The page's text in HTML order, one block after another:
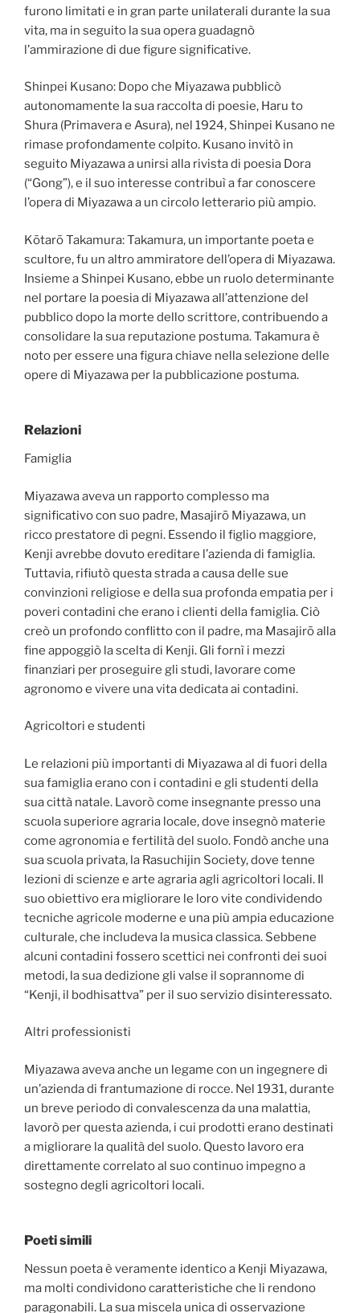
furono limitati e in gran parte unilaterali durante la sua
vita, ma in seguito la sua opera guadagnò
l’ammirazione di due figure significative.
Shinpei Kusano: Dopo che Miyazawa pubblicò
autonomamente la sua raccolta di poesie, Haru to
Shura (Primavera e Asura), nel 1924, Shinpei Kusano ne
rimase profondamente colpito. Kusano invitò in
seguito Miyazawa a unirsi alla rivista di poesia Dora
(“Gong”), e il suo interesse contribuì a far conoscere
l’opera di Miyazawa a un circolo letterario più ampio.
Kōtarō Takamura: Takamura, un importante poeta e
scultore, fu un altro ammiratore dell’opera di Miyazawa.
Insieme a Shinpei Kusano, ebbe un ruolo determinante
nel portare la poesia di Miyazawa all’attenzione del
pubblico dopo la morte dello scrittore, contribuendo a
consolidare la sua reputazione postuma. Takamura è
noto per essere una figura chiave nella selezione delle
opere di Miyazawa per la pubblicazione postuma.
Relazioni
Famiglia
Miyazawa aveva un rapporto complesso ma
significativo con suo padre, Masajirō Miyazawa, un
ricco prestatore di pegni. Essendo il figlio maggiore,
Kenji avrebbe dovuto ereditare l’azienda di famiglia.
Tuttavia, rifiutò questa strada a causa delle sue
convinzioni religiose e della sua profonda empatia per i
poveri contadini che erano i clienti della famiglia. Ciò
creò un profondo conflitto con il padre, ma Masajirō alla
fine appoggiò la scelta di Kenji. Gli fornì i mezzi
finanziari per proseguire gli studi, lavorare come
agronomo e vivere una vita dedicata ai contadini.
Agricoltori e studenti
Le relazioni più importanti di Miyazawa al di fuori della
sua famiglia erano con i contadini e gli studenti della
sua città natale. Lavorò come insegnante presso una
scuola superiore agraria locale, dove insegnò materie
come agronomia e fertilità del suolo. Fondò anche una
sua scuola privata, la Rasuchijin Society, dove tenne
lezioni di scienze e arte agraria agli agricoltori locali. Il
suo obiettivo era migliorare le loro vite condividendo
tecniche agricole moderne e una più ampia educazione
culturale, che includeva la musica classica. Sebbene
alcuni contadini fossero scettici nei confronti dei suoi
metodi, la sua dedizione gli valse il soprannome di
“Kenji, il bodhisattva” per il suo servizio disinteressato.
Altri professionisti
Miyazawa aveva anche un legame con un ingegnere di
un’azienda di frantumazione di rocce. Nel 1931, durante
un breve periodo di convalescenza da una malattia,
lavorò per questa azienda, i cui prodotti erano destinati
a migliorare la qualità del suolo. Questo lavoro era
direttamente correlato al suo continuo impegno a
sostegno degli agricoltori locali.
Poeti simili
Nessun poeta è veramente identico a Kenji Miyazawa,
ma molti condividono caratteristiche che li rendono
paragonabili. La sua miscela unica di osservazione